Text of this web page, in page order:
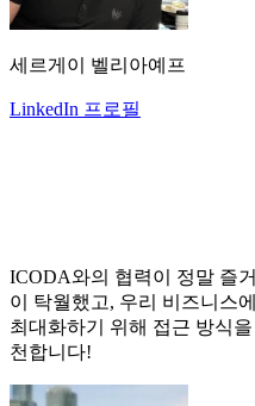
세르게이 벨리아예프
LinkedIn 프로필
ICODA와의 협력이 정말 즐
이 탁월했고, 우리 비즈니스
최대화하기 위해 접근 방식
천합니다!